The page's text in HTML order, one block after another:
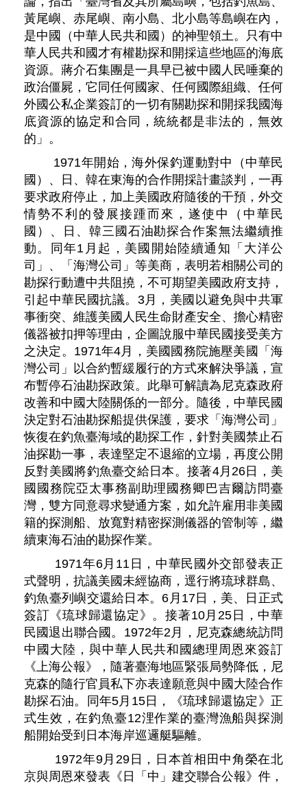
黃尾嶼、赤尾嶼、南小島、北小島等島嶼在內，
是中國（中華人民共和國）的神聖領土。只有中
華人民共和國才有權勘探和開採這些地區的海底
資源。蔣介石集團是一具早已被中國人民唾棄的
政治僵屍，它同任何國家、任何國際組織、任何
外國公私企業簽訂的一切有關勘探和開採我國海
底資源的協定和合同，統統都是非法的，無效
的」。
1971年開始，海外保釣運動對中（中華民
國）、日、韓在東海的合作開採計畫談判，一再
要求政府停止，加上美國政府隨後的干預，外交
情勢不利的發展接踵而來，遂使中（中華民
國）、日、韓三國石油勘探合作案無法繼續推
動。同年1月起，美國開始陸續通知「大洋公
司」、「海灣公司」等美商，表明若相關公司的
勘探行動遭中共阻撓，不可期望美國政府支持，
引起中華民國抗議。3月，美國以避免與中共軍
事衝突、維護美國人民生命財產安全、擔心精密
儀器被扣押等理由，企圖說服中華民國接受美方
之決定。1971年4月，美國國務院施壓美國「海
灣公司」以合約暫緩履行的方式來解決爭議，宣
布暫停石油勘探政策。此舉可解讀為尼克森政府
改善和中國大陸關係的一部分。隨後，中華民國
決定對石油勘探船提供保護，要求「海灣公司」
恢復在釣魚臺海域的勘探工作，針對美國禁止石
油探勘一事，表達堅定不退縮的立場，再度公開
反對美國將釣魚臺交給日本。接著4月26日，美
國國務院亞太事務副助理國務卿巴吉爾訪問臺
灣，雙方同意尋求變通方案，如允許雇用非美國
籍的探測船、放寬對精密探測儀器的管制等，繼
續東海石油的勘探作業。
1971年6月11日，中華民國外交部發表正
式聲明，抗議美國未經協商，逕行將琉球群島、
釣魚臺列嶼交還給日本。6月17日，美、日正式
簽訂《琉球歸還協定》。接著10月25日，中華
民國退出聯合國。1972年2月，尼克森總統訪問
中國大陸，與中華人民共和國總理周恩來簽訂
《上海公報》，隨著臺海地區緊張局勢降低，尼
克森的隨行官員私下亦表達願意與中國大陸合作
勘探石油。同年5月15日，《琉球歸還協定》正
式生效，在釣魚臺12浬作業的臺灣漁船與探測
船開始受到日本海岸巡邏艇驅離。
1972年9月29日，日本首相田中角榮在北
京與周恩來發表《日「中」建交聯合公報》件，